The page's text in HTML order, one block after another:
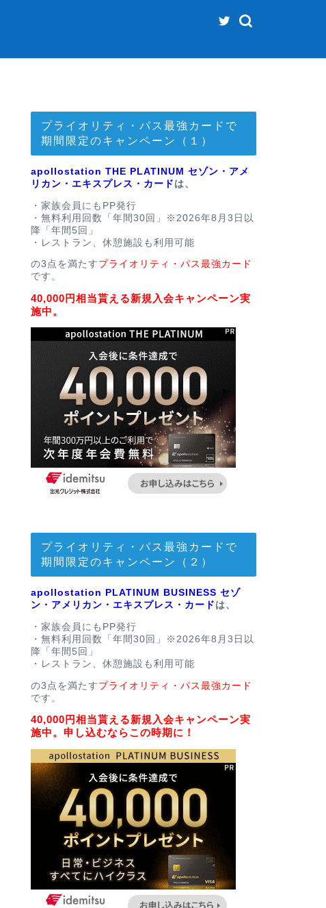
プライオリティ・パス最強カードで
期間限定のキャンペーン（１）
apollostation THE PLATINUM セゾン・アメ
リカン・エキスプレス・カード は、
・家族会員にもPP発行
・無料利用回数「年間30回」※2026年8月3日以
降「年間5回」
・レストラン、休憩施設も利用可能
の3点を満たす プライオリティ・パス最強カード
です。
40,000円相当貰える新規入会キャンペーン実
施中。
プライオリティ・パス最強カードで
期間限定のキャンペーン（２）
apollostation PLATINUM BUSINESS セゾ
ン・アメリカン・エキスプレス・カード は、
・家族会員にもPP発行
・無料利用回数「年間30回」※2026年8月3日以
降「年間5回」
・レストラン、休憩施設も利用可能
の3点を満たす プライオリティ・パス最強カード
です。
40,000円相当貰える新規入会キャンペーン実
施中。申し込むならこの時期に！